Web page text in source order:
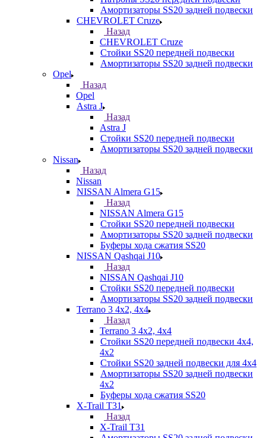
Амортизаторы SS20 задней подвески
CHEVROLET Cruze
Назад
CHEVROLET Cruze
Стойки SS20 передней подвески
Амортизаторы SS20 задней подвески
Opel
Назад
Opel
Astra J
Назад
Astra J
Стойки SS20 передней подвески
Амортизаторы SS20 задней подвески
Nissan
Назад
Nissan
NISSAN Almera G15
Назад
NISSAN Almera G15
Стойки SS20 передней подвески
Амортизаторы SS20 задней подвески
Буферы хода сжатия SS20
NISSAN Qashqai J10
Назад
NISSAN Qashqai J10
Стойки SS20 передней подвески
Амортизаторы SS20 задней подвески
Terrano 3 4х2, 4х4
Назад
Terrano 3 4х2, 4х4
Стойки SS20 передней подвески 4х4,
4x2
Стойки SS20 задней подвески для 4х4
Амортизаторы SS20 задней подвески
4х2
Буферы хода сжатия SS20
X-Trail T31
Назад
X-Trail T31